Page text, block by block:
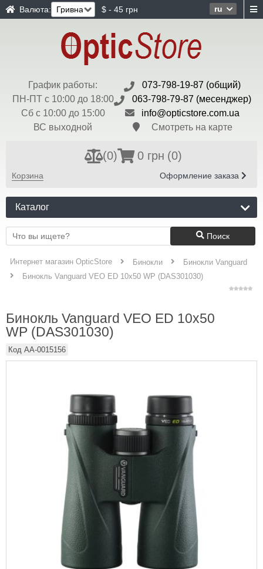
ru
Валюта: $ - 45 грн
График работы:
ПН-ПТ с 10:00 до 18:00
Сб с 10:00 до 15:00
ВС выходной
073-798-19-87 (общий)
063-798-79-87 (месенджер)
info@opticstore.com.ua
Смотреть на карте
(0) 0 грн (0)
Корзина Оформление заказа
Каталог
Поиск
Интернет магазин OpticStore Бинокли
Бинокли Vanguard
Бинокль Vanguard VEO ED 10x50 WP (DAS301030)
Бинокль Vanguard VEO ED 10x50
WP (DAS301030)
Код AA-0015156